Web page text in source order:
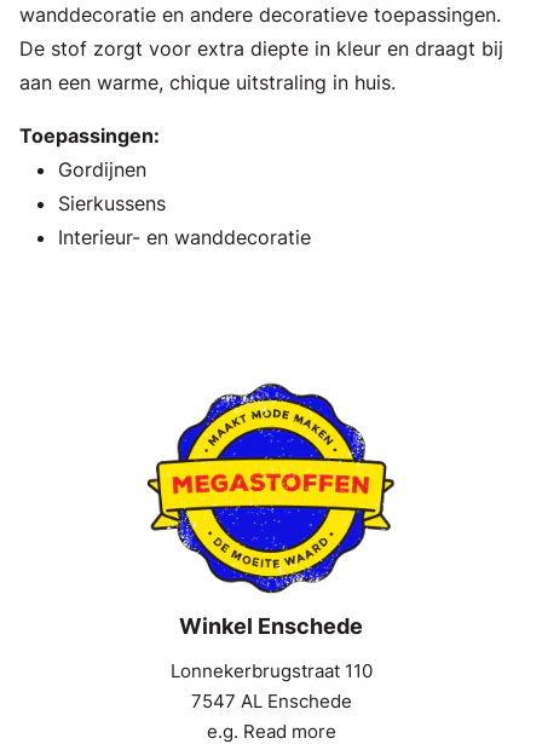
wanddecoratie en andere decoratieve toepassingen.
De stof zorgt voor extra diepte in kleur en draagt bij
aan een warme, chique uitstraling in huis.
Toepassingen:
Gordijnen
Sierkussens
Interieur- en wanddecoratie
Winkel Enschede
Lonnekerbrugstraat 110
7547 AL Enschede
e.g. Read more